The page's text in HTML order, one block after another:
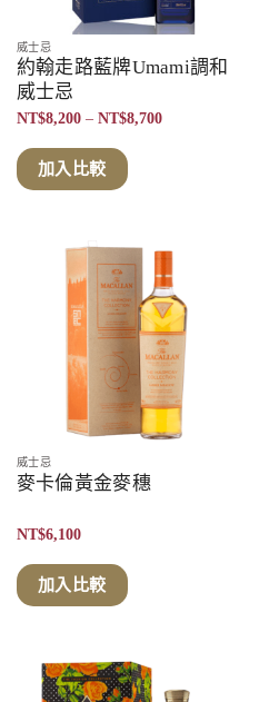
威士忌
約翰走路藍牌Umami調和
威士忌
NT$8,200 – NT$8,700價
加入比較
威士忌
麥卡倫黃金麥穗
NT$6,100
加入比較